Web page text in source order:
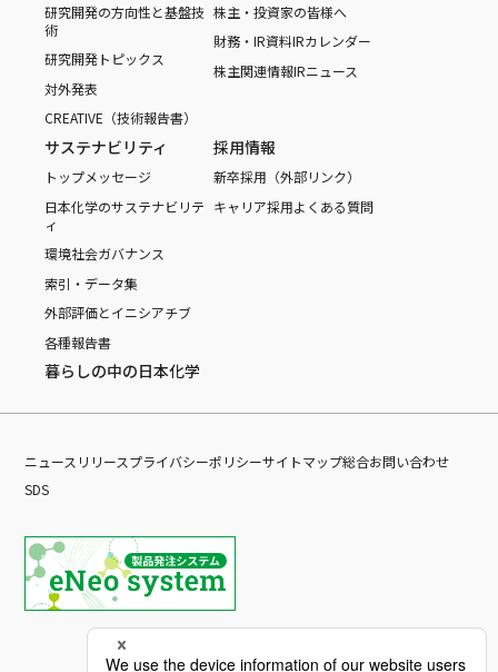
研究開発の方向性と基盤技
術
研究開発トピックス
対外発表
CREATIVE（技術報告書）
株主・投資家の皆様へ
財務・IR資料IRカレンダー
株主関連情報IRニュース
サステナビリティ
トップメッセージ
日本化学のサステナビリテ
ィ
環境社会ガバナンス
索引・データ集
外部評価とイニシアチブ
各種報告書
採用情報
新卒採用（外部リンク）
キャリア採用よくある質問
暮らしの中の日本化学
ニュースリリースプライバシーポリシーサイトマップ総合お問い合わせ
SDS